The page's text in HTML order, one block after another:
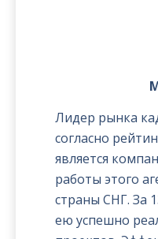
Лидер рынка
согласно
является
работы этого
страны СНГ. За
ею успешно